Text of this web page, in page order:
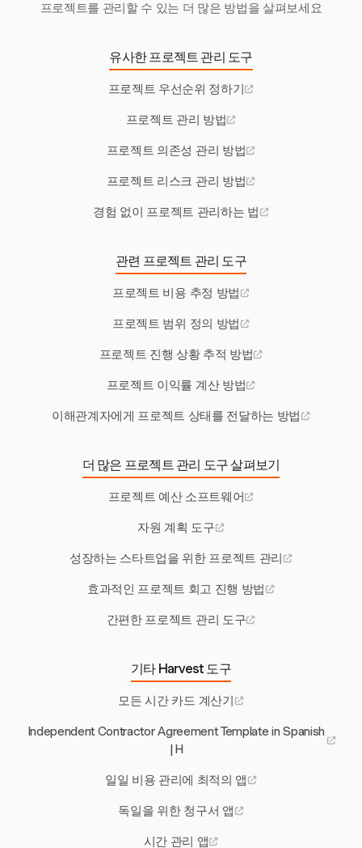
프로젝트를 관리할 수 있는 더 많은 방법을 살펴보세요
유사한 프로젝트 관리 도구
프로젝트 우선순위 정하기
프로젝트 관리 방법
프로젝트 의존성 관리 방법
프로젝트 리스크 관리 방법
경험 없이 프로젝트 관리하는 법
관련 프로젝트 관리 도구
프로젝트 비용 추정 방법
프로젝트 범위 정의 방법
프로젝트 진행 상황 추적 방법
프로젝트 이익률 계산 방법
이해관계자에게 프로젝트 상태를 전달하는 방법
더 많은 프로젝트 관리 도구 살펴보기
프로젝트 예산 소프트웨어
자원 계획 도구
성장하는 스타트업을 위한 프로젝트 관리
효과적인 프로젝트 회고 진행 방법
간편한 프로젝트 관리 도구
기타 Harvest 도구
모든 시간 카드 계산기
Independent Contractor Agreement Template in Spanish
| H
일일 비용 관리에 최적의 앱
독일을 위한 청구서 앱
시간 관리 앱